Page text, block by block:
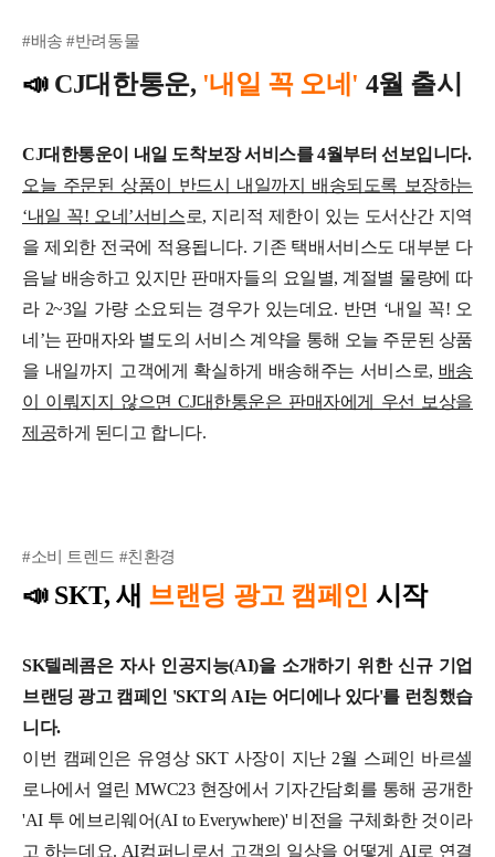
#배송 #반려동물
📣 CJ대한통운, '내일 꼭 오네' 4월 출시
CJ대한통운이 내일 도착보장 서비스를 4월부터 선보입니다.
오늘 주문된 상품이 반드시 내일까지 배송되도록 보장하는
‘내일 꼭! 오네’서비스 로, 지리적 제한이 있는 도서산간 지역
을 제외한 전국에 적용됩니다. 기존 택배서비스도 대부분 다
음날 배송하고 있지만 판매자들의 요일별, 계절별 물량에 따
라 2~3일 가량 소요되는 경우가 있는데요. 반면 ‘내일 꼭! 오
네’는 판매자와 별도의 서비스 계약을 통해 오늘 주문된 상품
을 내일까지 고객에게 확실하게 배송해주는 서비스로, 배송
이 이뤄지지 않으면 CJ대한통운은 판매자에게 우선 보상을
제공하게 된디고 합니다.
#소비 트렌드 #친환경
📣 SKT, 새 브랜딩 광고 캠페인 시작
SK텔레콤은 자사 인공지능(AI)을 소개하기 위한 신규 기업
브랜딩 광고 캠페인 'SKT의 AI는 어디에나 있다'를 런칭했습
니다.
이번 캠페인은 유영상 SKT 사장이 지난 2월 스페인 바르셀
로나에서 열린 MWC23 현장에서 기자간담회를 통해 공개한
'AI 투 에브리웨어(AI to Everywhere)' 비전을 구체화한 것이라
고 하는데요. AI컴퍼니로서 고객의 일상을 어떻게 AI로 연결